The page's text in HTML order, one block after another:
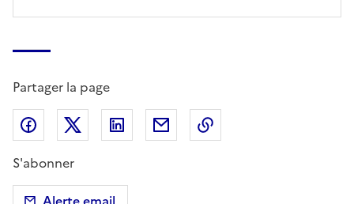
Partager la page
Partager sur Facebook
Partager sur X (anciennement Twitter)
Partager sur LinkedIn
Partager par email
S'abonner